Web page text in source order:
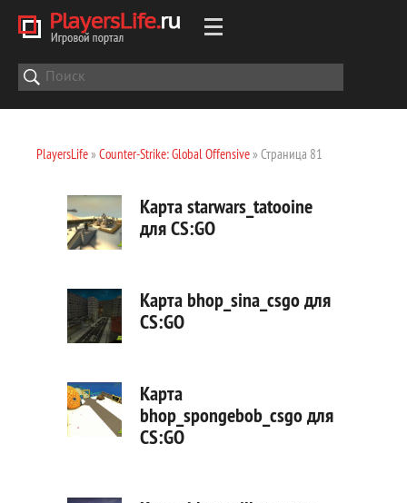
PlayersLife» Counter-Strike: Global Offensive» Страница 81
Карта starwars_tatooine
для CS:GO
Карта bhop_sina_csgo для
CS:GO
Карта
bhop_spongebob_csgo для
CS:GO